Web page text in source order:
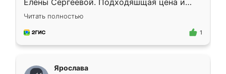
Елены Сергеевой. Подходяшщая цена и
короткие сроки изготовления. Приехавший
для замера сотрудник Владислав
предложил по моему эскизу самый
Читать полностью
1
Ярослава